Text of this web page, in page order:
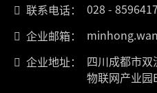
联系电话：
028 -
企业邮箱：
企业地址：
四川成都市
物联网产业园